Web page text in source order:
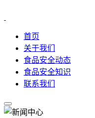
首页
关于我们
食品安全动态
食品安全知识
联系我们